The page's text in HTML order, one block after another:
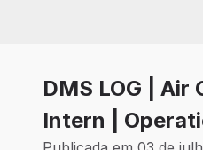
DMS LOG | Air
Intern |